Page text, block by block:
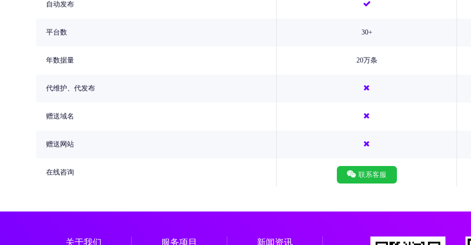
自动发布
平台数 30+
年数据量 20万条
代维护、代发布
赠送域名
赠送网站
在线咨询 联系客服
关于我们 服务项目 新闻资讯